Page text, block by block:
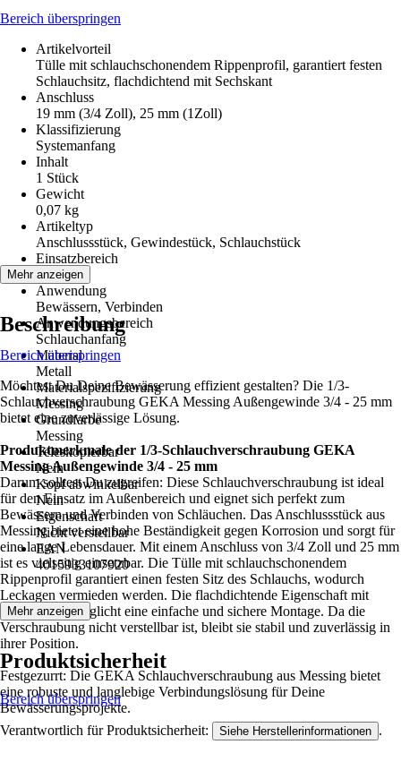
Bereich überspringen
Artikelvorteil
Tülle mit schlauchschonendem Rippenprofil, garantiert festen
Schlauchsitz, flachdichtend mit Sechskant
Anschluss
19 mm (3/4 Zoll), 25 mm (1Zoll)
Klassifizierung
Systemanfang
Inhalt
1 Stück
Gewicht
0,07 kg
Artikeltyp
Anschlussstück, Gewindestück, Schlauchstück
Einsatzbereich
Außen
Anwendung
Bewässern, Verbinden
Anwendungsbereich
Schlauchanfang
Material
Metall
Materialspezifizierung
Messing
Grundfarbe
Messing
Teleskopierbar
Nein
Kopf abwinkelbar
Nein
Eigenschaft
Nicht verstellbar
EAN
4015933107920
Mehr anzeigen
Beschreibung
Bereich überspringen
Möchtest Du Deine Bewässerung effizient gestalten? Die 1/3-
Schlauchverschraubung GEKA Messing Außengewinde 3/4 - 25 mm
bietet eine zuverlässige Lösung.
Produktmerkmale der 1/3-Schlauchverschraubung GEKA
Messing Außengewinde 3/4 - 25 mm
Darum solltest Du zugreifen: Diese Schlauchverschraubung ist ideal
für den Einsatz im Außenbereich und eignet sich perfekt zum
Bewässern und Verbinden von Schläuchen. Das Anschlussstück aus
Messing bietet eine hohe Beständigkeit gegen Korrosion und sorgt für
eine lange Lebensdauer. Mit einem Anschluss von 3/4 Zoll und 25 mm
ist es vielseitig einsetzbar. Die Tülle mit schlauchschonendem
Rippenprofil garantiert einen festen Sitz des Schlauchs, wodurch
Leckagen vermieden werden. Die flachdichtende Eigenschaft mit
Sechskant ermöglicht eine einfache und sichere Montage. Da die
Verschraubung nicht verstellbar ist, bleibt sie stabil und zuverlässig in
ihrer Position.
Festgezurrt: Die GEKA Schlauchverschraubung aus Messing bietet
eine robuste und langlebige Verbindungslösung für Deine
Bewässerungsprojekte.
Mehr anzeigen
Produktsicherheit
Bereich überspringen
Verantwortlich für Produktsicherheit: Siehe Herstellerinformationen .